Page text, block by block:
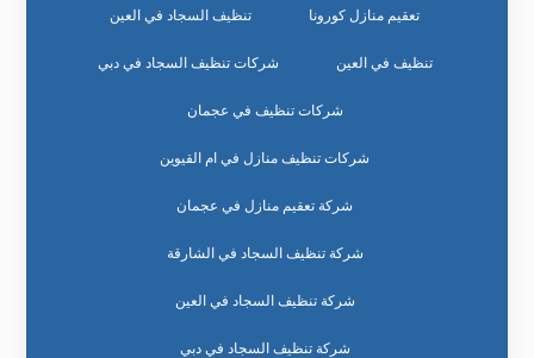
تعقيم منازل كورونا تنظيف السجاد في العين
تنظيف في العين شركات تنظيف السجاد في دبي
شركات تنظيف في عجمان
شركات تنظيف منازل في ام القيوين
شركة تعقيم منازل في عجمان
شركة تنظيف السجاد في الشارقة
شركة تنظيف السجاد في العين
شركة تنظيف السجاد في دبي